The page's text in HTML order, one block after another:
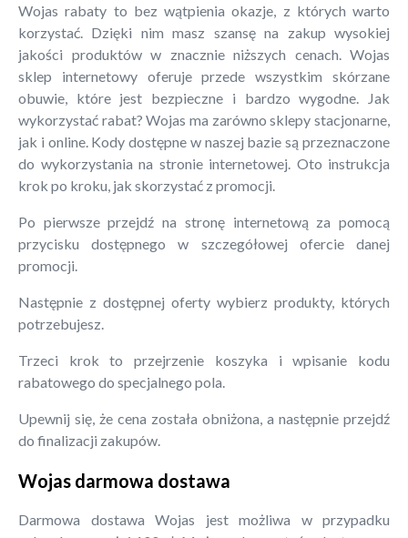
Wojas rabaty to bez wątpienia okazje, z których warto
korzystać. Dzięki nim masz szansę na zakup wysokiej
jakości produktów w znacznie niższych cenach. Wojas
sklep internetowy oferuje przede wszystkim skórzane
obuwie, które jest bezpieczne i bardzo wygodne. Jak
wykorzystać rabat? Wojas ma zarówno sklepy stacjonarne,
jak i online. Kody dostępne w naszej bazie są przeznaczone
do wykorzystania na stronie internetowej. Oto instrukcja
krok po kroku, jak skorzystać z promocji.
Po pierwsze przejdź na stronę internetową za pomocą
przycisku dostępnego w szczegółowej ofercie danej
promocji.
Następnie z dostępnej oferty wybierz produkty, których
potrzebujesz.
Trzeci krok to przejrzenie koszyka i wpisanie kodu
rabatowego do specjalnego pola.
Upewnij się, że cena została obniżona, a następnie przejdź
do finalizacji zakupów.
Wojas darmowa dostawa
Darmowa dostawa Wojas jest możliwa w przypadku